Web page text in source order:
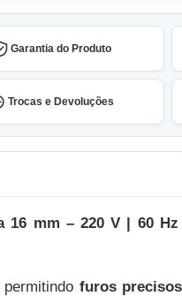
Garantia do Produto
Trocas e Devoluções
16 mm – 220 V | 60
furos